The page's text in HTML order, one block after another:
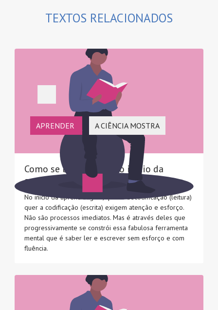
TEXTOS RELACIONADOS
APRENDER A CIÊNCIA MOSTRA
Como se lê e escreve no início da
aprendizagem
No início da aprendizagem, quer a decodificação (leitura)
quer a codificação (escrita) exigem atenção e esforço.
Não são processos imediatos. Mas é através deles que
progressivamente se constrói essa fabulosa ferramenta
mental que é saber ler e escrever sem esforço e com
fluência.